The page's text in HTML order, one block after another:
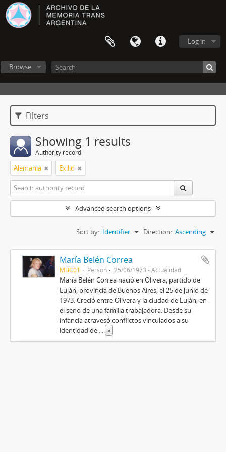
Log in
Browse
Filters
Showing 1 results
Authority record
Alemania Exilio
Advanced search options
Sort by: Identifier Direction: Ascending
María Belén Correa
MBC01 Person 25/06/1973 - Actualidad
María Belén Correa nació en Olivera, partido de
Luján, provincia de Buenos Aires, el 25 de junio de
1973. Creció entre Olivera y la ciudad de Luján, en
el seno de una familia trabajadora. Desde su
infancia atravesó conflictos vinculados a su
identidad de ... »